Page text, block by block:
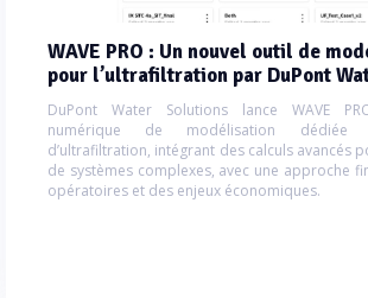
WAVE PRO : Un nouvel outil de
pour l’ultrafiltration par DuPont
DuPont Water Solutions lance WAVE
numérique de modélisation dédiée
d’ultrafiltration, intégrant des calculs avancés
de systèmes complexes, avec une approche
opératoires et des enjeux économiques.